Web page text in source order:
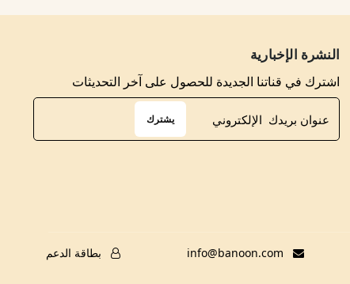
النشرة الإخبارية
اشترك في قناتنا الجديدة للحصول على آخر التحديثات
يشترك
بطاقة الدعم